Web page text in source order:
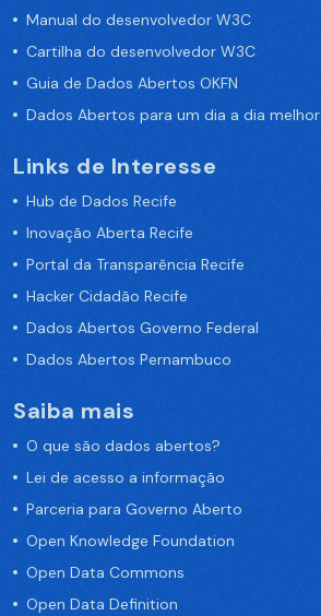
Manual do desenvolvedor W3C
Cartilha do desenvolvedor W3C
Guia de Dados Abertos OKFN
Dados Abertos para um dia a dia melhor
Links de Interesse
Hub de Dados Recife
Inovação Aberta Recife
Portal da Transparência Recife
Hacker Cidadão Recife
Dados Abertos Governo Federal
Dados Abertos Pernambuco
Saiba mais
O que são dados abertos?
Lei de acesso a informação
Parceria para Governo Aberto
Open Knowledge Foundation
Open Data Commons
Open Data Definition